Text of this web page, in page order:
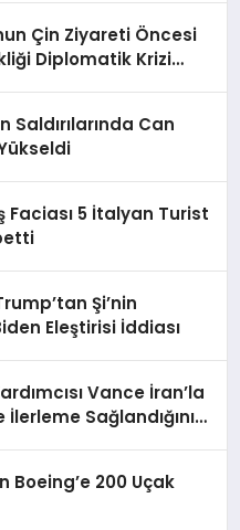
Çin Ziyareti Öncesi
Diplomatik Krizi
Saldırılarında Can
Faciası 5 İtalyan Turist
Şi’nin
Eleştirisi İddiası
Vance İran’la
Sağlandığını
Boeing’e 200 Uçak